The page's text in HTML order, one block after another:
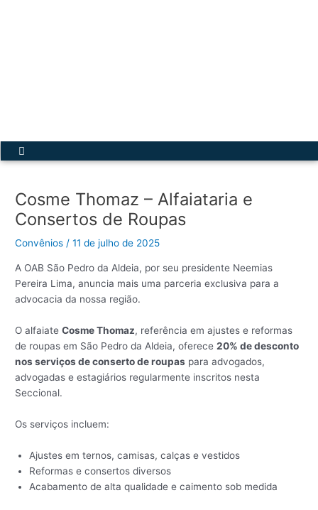
Menu
Cosme Thomaz – Alfaiataria e
Consertos de Roupas
Convênios /11 de julho de 2025
A OAB São Pedro da Aldeia, por seu presidente Neemias
Pereira Lima, anuncia mais uma parceria exclusiva para a
advocacia da nossa região.
O alfaiateCosme Thomaz, referência em ajustes e reformas
de roupas em São Pedro da Aldeia, oferece20% de desconto
nos serviços de conserto de roupas para advogados,
advogadas e estagiários regularmente inscritos nesta
Seccional.
Os serviços incluem:
Ajustes em ternos, camisas, calças e vestidos
Reformas e consertos diversos
Acabamento de alta qualidade e caimento sob medida